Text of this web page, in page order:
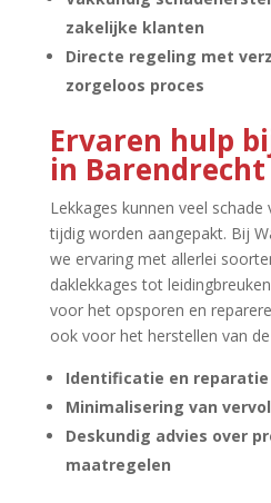
zakelijke klanten
Directe regeling met
zorgeloos proces
Ervaren hulp
in Barendrecht
Lekkages kunnen veel
tijdig worden aangepakt.​ Bij
we ervaring met allerlei
daklekkages tot
voor het opsporen en
ook voor het herstellen van
Identificatie en
Minimalisering van
Deskundig advies over
maatregelen